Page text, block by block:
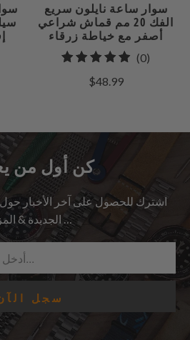
سوار ساعة نايلون سريع
الفك 20 مم قماش شراعي
أصفر مع خياطة زرقاء
(0)
$48.99
كن أول من
اشترك للحصول على آخر الأخبار
الجديدة & المزيد …